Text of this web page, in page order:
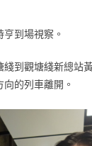
到場視察。
到觀塘綫新總
的列車離開。